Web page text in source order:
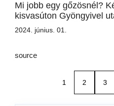
Mi jobb egy gőzösnél?
kisvasúton Gyöngyivel
2024. június. 01.
source
1 2 3